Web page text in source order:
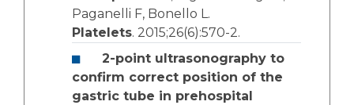
Paganelli F, Bonello L.
Platelets. 2015;26(6):570-2.
2-point ultrasonography to
confirm correct position of the
gastric tube in prehospital